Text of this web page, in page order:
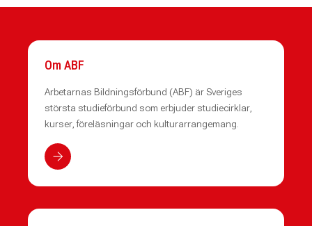
Om ABF
Arbetarnas Bildningsförbund (ABF) är Sveriges
största studieförbund som erbjuder studiecirklar,
kurser, föreläsningar och kulturarrangemang.